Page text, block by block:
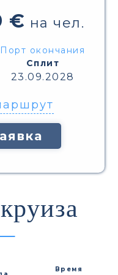
€ на чел.
Порт окончания
Сплит
23.09.2028
Время